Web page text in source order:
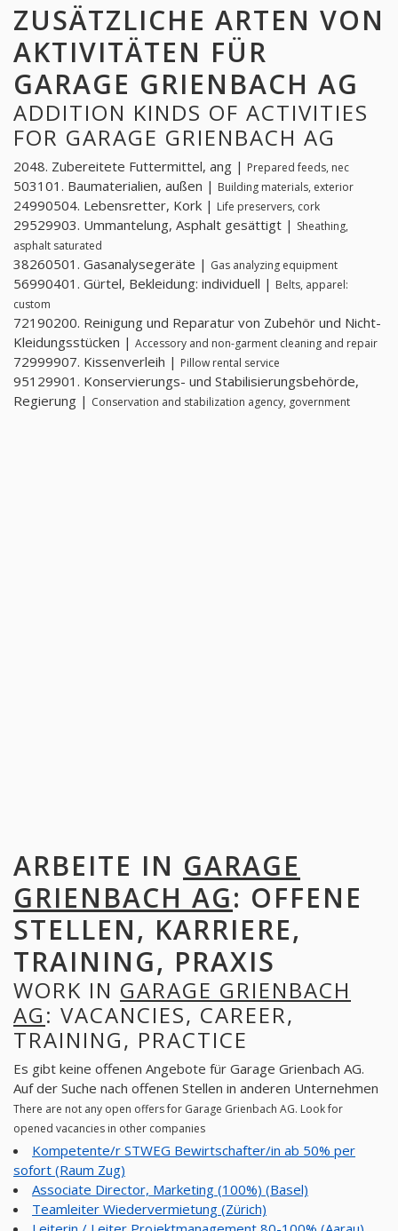
ZUSÄTZLICHE ARTEN VON
AKTIVITÄTEN FÜR
GARAGE GRIENBACH AG
ADDITION KINDS OF ACTIVITIES
FOR GARAGE GRIENBACH AG
2048. Zubereitete Futtermittel, ang | Prepared feeds, nec
503101. Baumaterialien, außen | Building materials, exterior
24990504. Lebensretter, Kork | Life preservers, cork
29529903. Ummantelung, Asphalt gesättigt | Sheathing,
asphalt saturated
38260501. Gasanalysegeräte | Gas analyzing equipment
56990401. Gürtel, Bekleidung: individuell | Belts, apparel:
custom
72190200. Reinigung und Reparatur von Zubehör und Nicht-
Kleidungsstücken | Accessory and non-garment cleaning and repair
72999907. Kissenverleih | Pillow rental service
95129901. Konservierungs- und Stabilisierungsbehörde,
Regierung | Conservation and stabilization agency, government
ARBEITE IN GARAGE
GRIENBACH AG: OFFENE
STELLEN, KARRIERE,
TRAINING, PRAXIS
WORK IN GARAGE GRIENBACH
AG: VACANCIES, CAREER,
TRAINING, PRACTICE
Es gibt keine offenen Angebote für Garage Grienbach AG.
Auf der Suche nach offenen Stellen in anderen Unternehmen
There are not any open offers for Garage Grienbach AG. Look for
opened vacancies in other companies
Kompetente/r STWEG Bewirtschafter/in ab 50% per
sofort (Raum Zug)
Associate Director, Marketing (100%) (Basel)
Teamleiter Wiedervermietung (Zürich)